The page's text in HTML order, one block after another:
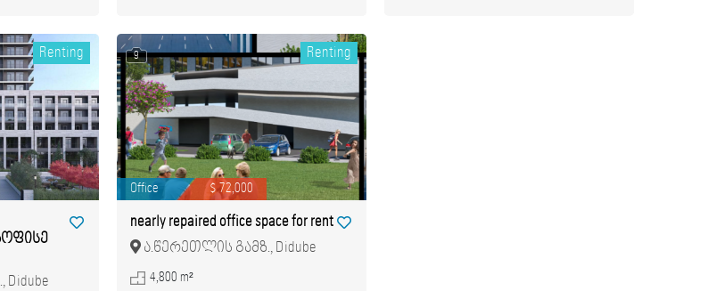
Renting 9 Renting
Office $ 72,000
nearly repaired office space for rent
ა.წერეთლის გამზ., Didube
4,800 m²